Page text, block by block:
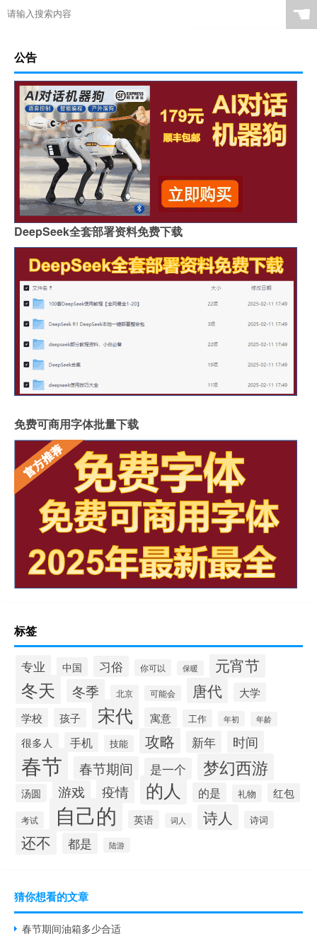
☚
公告
DeepSeek全套部署资料免费下载
免费可商用字体批量下载
标签
专业 中国 习俗 你可以 保暖 元宵节
冬天 冬季 北京 可能会 唐代
大学
学校
孩子 宋代 寓意 工作 年初 年龄
很多人 手机 技能 攻略 新年 时间
春节 春节期间 是一个 梦幻西游
汤圆 游戏 疫情 的人 的是 礼物 红包
考试 自己的 英语 词人 诗人 诗词
还不 都是 陆游
猜你想看的文章
春节期间油箱多少合适